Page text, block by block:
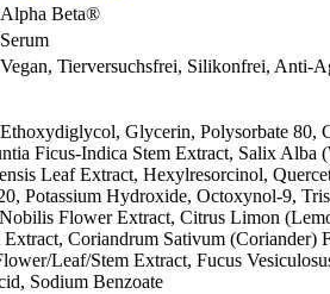
Alpha Beta®
Serum
Vegan, Tierversuchsfrei, Silikonfrei, Anti-
Glycerin, Polysorbate
Ficus-Indica Stem Extract, Salix
Leaf Extract, Hexylresorcinol,
Potassium Hydroxide, Octoxynol-9,
Flower Extract, Citrus Limon
Extract, Coriandrum Sativum
Leaf/Stem Extract, Fucus
Sodium Benzoate